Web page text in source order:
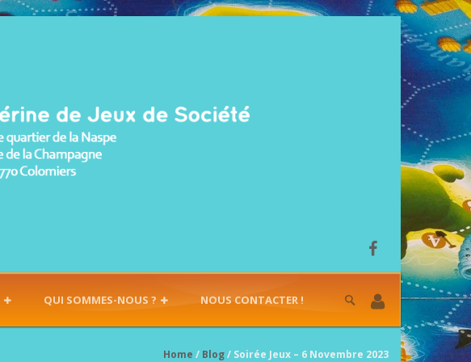
QUI SOMMES-NOUS ? NOUS CONTACTER !
Home / Blog/ Soirée Jeux – 6 Novembre 2023